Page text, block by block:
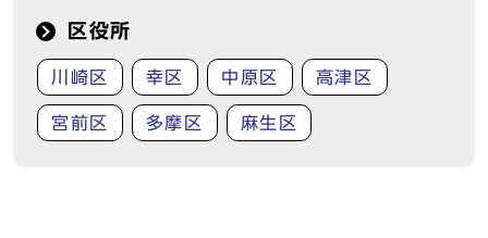
区役所
川崎区 幸区 中原区 高津区
宮前区 多摩区 麻生区